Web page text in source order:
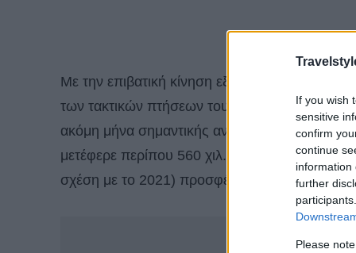
If you wish
sensitive
confirm
continue
information
further
Please
Με την επιβατική κίνηση εξωτερικού να έχει
των τακτικών πτήσεων του 2019
ακόμη μήνα σημαντικής ανάκαμψης και μετά
μετέφερε περίπου 560 χιλ. επιβάτες στο
σχέση με το 2021) προσφέροντας 680 χιλ.